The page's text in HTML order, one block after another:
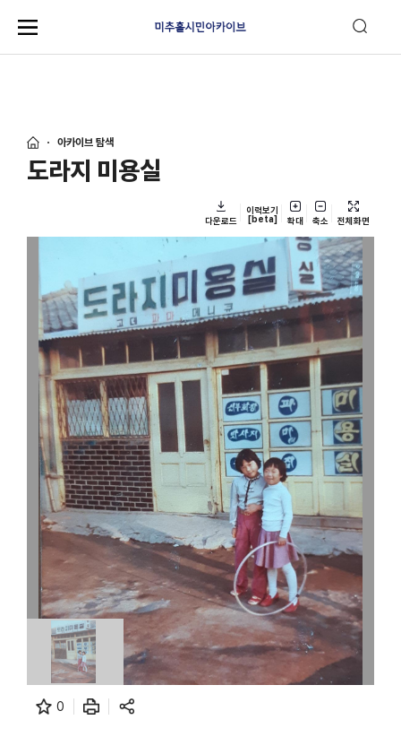
아카이브 탐색
도라지 미용실
다운로드
이력보기
[beta]
확대 축소 전체화면
0